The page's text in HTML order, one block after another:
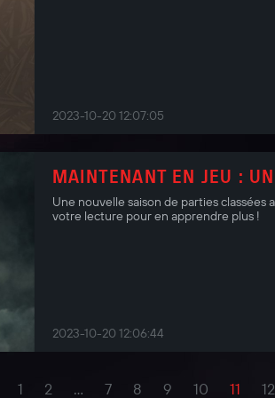
2023-10-20 12:07:05
MAINTENANT EN JEU :
Une nouvelle saison de parties
votre lecture pour en apprendre plus !
2023-10-20 12:06:44
1 2 ... 7 8 9 10 11 12